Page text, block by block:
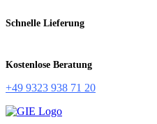
Schnelle Lieferung
Kostenlose Beratung
+49 9323 938 71 20